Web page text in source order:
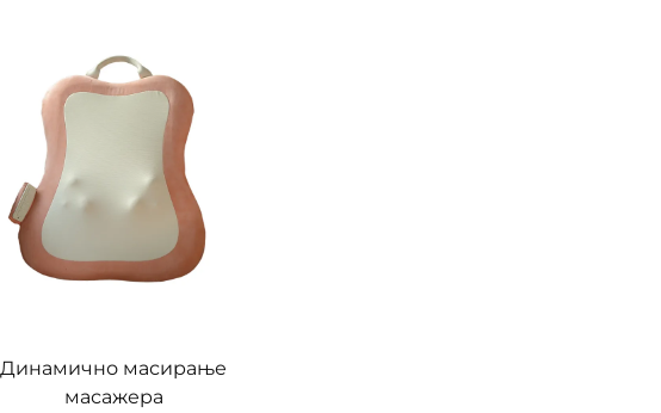
Динамично масирање
масажера